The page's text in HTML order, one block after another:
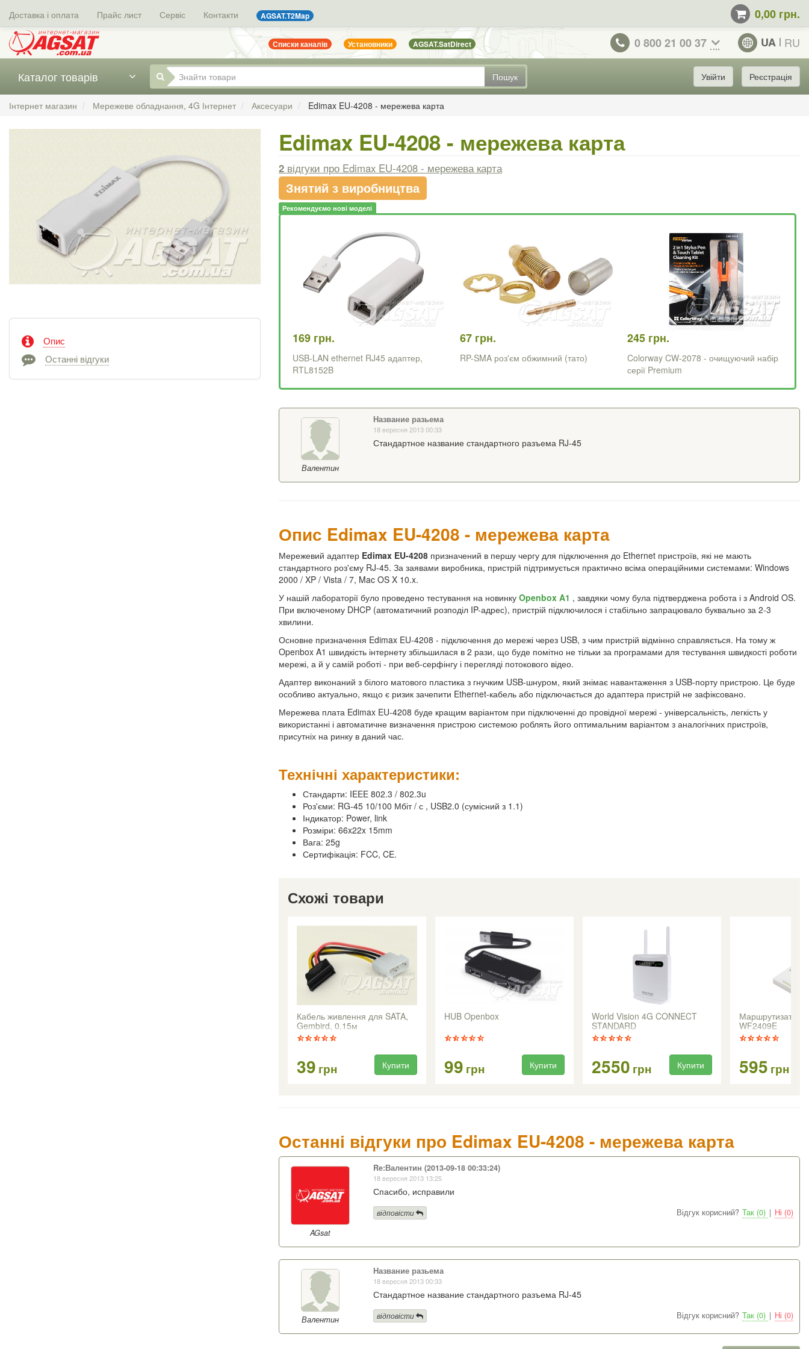
Доставка і оплата Прайс лист Сервіс Контакти AGSAT.T2Map 0,00 грн.
Списки каналів Установники AGSAT.SatDirect 0 800 21 00 37 UA RU
Пошук
Каталог товарів Увійти Реєстрація
Інтернет магазин Мережеве обладнання, 4G Інтернет Аксесуари Edimax EU-4208 - мережева карта
Опис
Останні відгуки
Edimax EU-4208 - мережева карта
2 відгуки про Edimax EU-4208 - мережева карта
Знятий з виробництва
Рекомендуємо нові моделі
169 грн.
USB-LAN ethernet RJ45 адаптер,
RTL8152B
67 грн.
RP-SMA роз'єм обжимний (тато)
245 грн.
Colorway CW-2078 - очищуючий набір
серії Premium
Валентин
Название разьема
18 вересня 2013 00:33
Стандартное название стандартного разъема RJ-45
Опис Edimax EU-4208 - мережева карта
Мережевий адаптер Edimax EU-4208 призначений в першу чергу для підключення до Ethernet пристроїв, які не мають
стандартного роз'єму RJ-45. За заявами виробника, пристрій підтримується практично всіма операційними системами: Windows
2000 / XP / Vista / 7, Mac OS X 10.x.
У нашій лабораторії було проведено тестування на новинку Openbox A1 , завдяки чому була підтверджена робота і з Android OS.
При включеному DHCP (автоматичний розподіл IP-адрес), пристрій підключилося і стабільно запрацювало буквально за 2-3
хвилини.
Основне призначення Edimax EU-4208 - підключення до мережі через USB, з чим пристрій відмінно справляється. На тому ж
Openbox A1 швидкість інтернету збільшилася в 2 рази, що буде помітно не тільки за програмами для тестування швидкості роботи
мережі, а й у самій роботі - при веб-серфінгу і перегляді потокового відео.
Адаптер виконаний з білого матового пластика з гнучким USB-шнуром, який знімає навантаження з USB-порту пристрою. Це буде
особливо актуально, якщо є ризик зачепити Ethernet-кабель або підключається до адаптера пристрій не зафіксовано.
Мережева плата Edimax EU-4208 буде кращим варіантом при підключенні до провідної мережі - універсальність, легкість у
використанні і автоматичне визначення пристрою системою роблять його оптимальним варіантом з аналогічних пристроїв,
присутніх на ринку в даний час.
Технічні характеристики:
Стандарти: IEEE 802.3 / 802.3u
Роз'єми: RG-45 10/100 Мбіт / с , USB2.0 (сумісний з 1.1)
Індикатор: Power, link
Розміри: 66x22x 15mm
Вага: 25g
Сертифікація: FCC, CE.
Схожі товари
Кабель живлення для SATA,
Gembird, 0.15м
39 грн Купити
HUB Openbox
99 грн Купити
World Vision 4G CONNECT
STANDARD
2550 грн Купити
Маршрутизатор
WF2409E
595 грн
Останні відгуки про Edimax EU-4208 - мережева карта
AGsat
Re:Валентин (2013-09-18 00:33:24)
18 вересня 2013 13:25
Спасибо, исправили
Відгук корисний? Так (0) | Ні (0)
відповісти
Валентин
Название разьема
18 вересня 2013 00:33
Стандартное название стандартного разъема RJ-45
Відгук корисний? Так (0) | Ні (0)
відповісти